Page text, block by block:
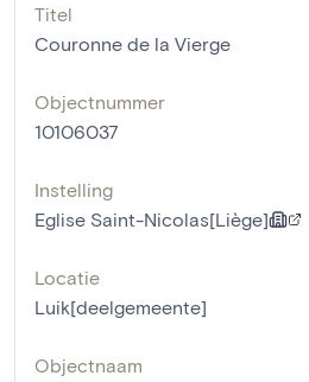
Titel
Couronne de la Vierge
Objectnummer
10106037
Instelling
Eglise Saint-Nicolas[Liège]
Locatie
Luik[deelgemeente]
Objectnaam